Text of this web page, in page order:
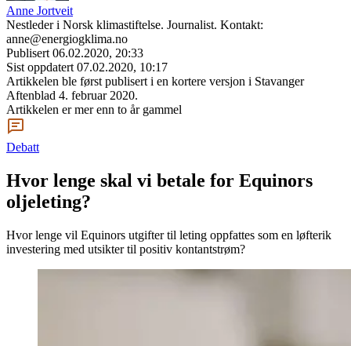
Anne Jortveit
Nestleder i Norsk klimastiftelse. Journalist. Kontakt:
anne@energiogklima.no
Publisert 06.02.2020, 20:33
Sist oppdatert 07.02.2020, 10:17
Artikkelen ble først publisert i en kortere versjon i Stavanger
Aftenblad 4. februar 2020.
Artikkelen er mer enn to år gammel
Debatt
Hvor lenge skal vi betale for Equinors
oljeleting?
Hvor lenge vil Equinors utgifter til leting oppfattes som en løfterik
investering med utsikter til positiv kontantstrøm?